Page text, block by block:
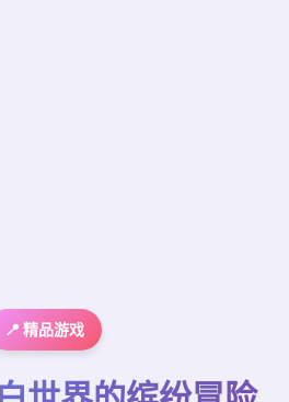
📍 精品游戏